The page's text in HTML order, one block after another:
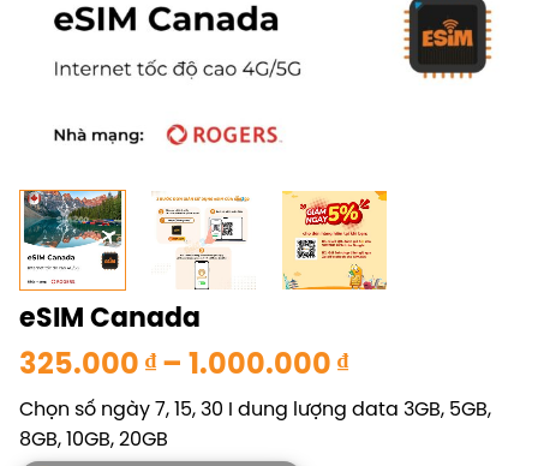
eSIM Canada
325.000 ₫ – 1.000.000 ₫Khoảng
giá:
từ
Chọn số ngày 7, 15, 30 I dung lượng data 3GB, 5GB,
8GB, 10GB, 20GB